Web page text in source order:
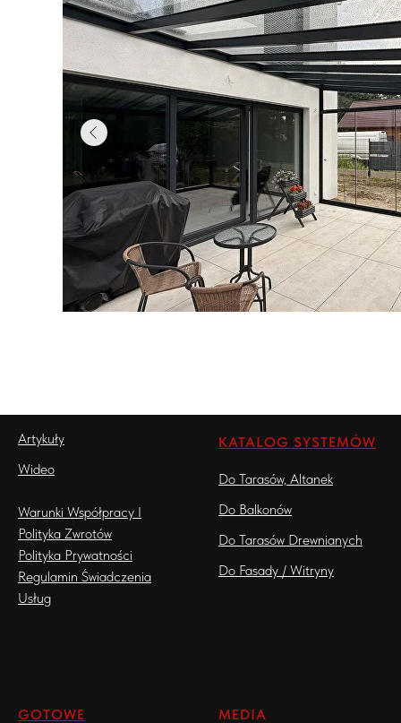
Artykuły
Wideo
Warunki Współpracy I
Polityka Zwrotów
Polityka Prywatności
Regulamin Świadczenia
Usług
KATALOG SYSTEMÓW
Do Tarasów, Altanek
Do Balkonów
Do Tarasów Drewnianych
Do Fasady / Witryny
GOTOWE MEDIA